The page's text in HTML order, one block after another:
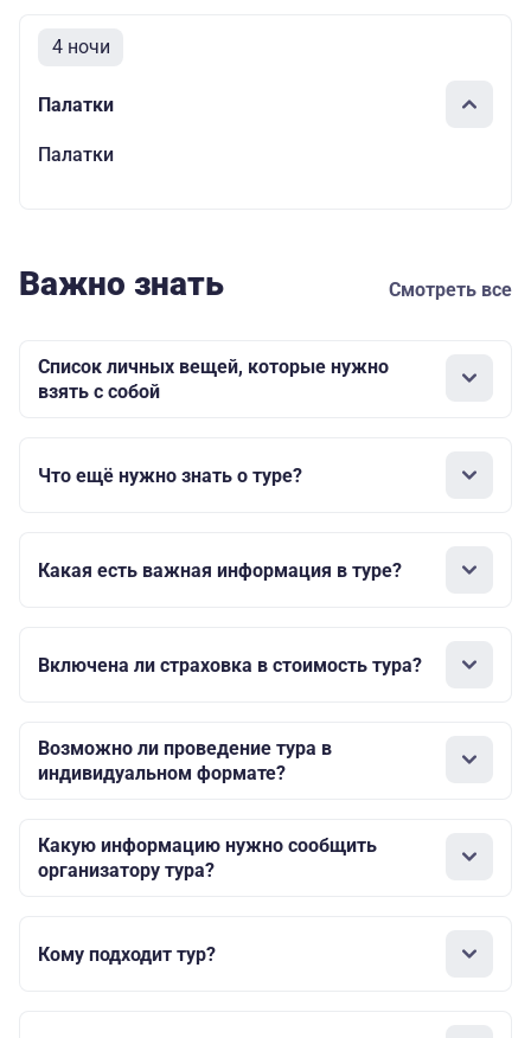
4 ночи
Палатки
Палатки
Важно знать Смотреть все
Список личных вещей, которые нужно
взять с собой
Что ещё нужно знать о туре?
Какая есть важная информация в туре?
Включена ли страховка в стоимость тура?
Возможно ли проведение тура в
индивидуальном формате?
Какую информацию нужно сообщить
организатору тура?
Кому подходит тур?